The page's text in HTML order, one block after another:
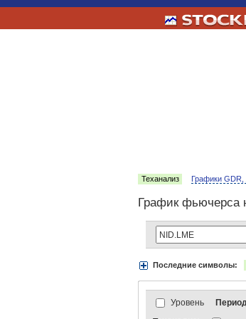
Теханализ Графики GDR,
График фьючерса
Последние символы:
АДР Нью-Йорк:
АДР Лондон:
ВТБ
Уровень